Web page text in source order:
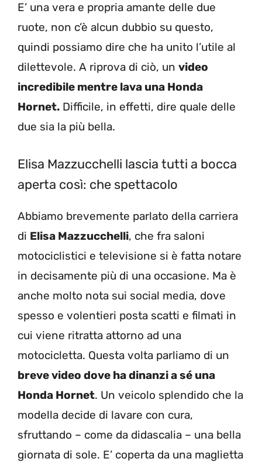
E’ una vera e propria amante delle due
ruote, non c’è alcun dubbio su questo,
quindi possiamo dire che ha unito l’utile al
dilettevole. A riprova di ciò, un video
incredibile mentre lava una Honda
Hornet. Difficile, in effetti, dire quale delle
due sia la più bella.
Elisa Mazzucchelli lascia tutti a bocca
aperta così: che spettacolo
Abbiamo brevemente parlato della carriera
di Elisa Mazzucchelli, che fra saloni
motociclistici e televisione si è fatta notare
in decisamente più di una occasione. Ma è
anche molto nota sui social media, dove
spesso e volentieri posta scatti e filmati in
cui viene ritratta attorno ad una
motocicletta. Questa volta parliamo di un
breve video dove ha dinanzi a sé una
Honda Hornet. Un veicolo splendido che la
modella decide di lavare con cura,
sfruttando – come da didascalia – una bella
giornata di sole. E’ coperta da una maglietta